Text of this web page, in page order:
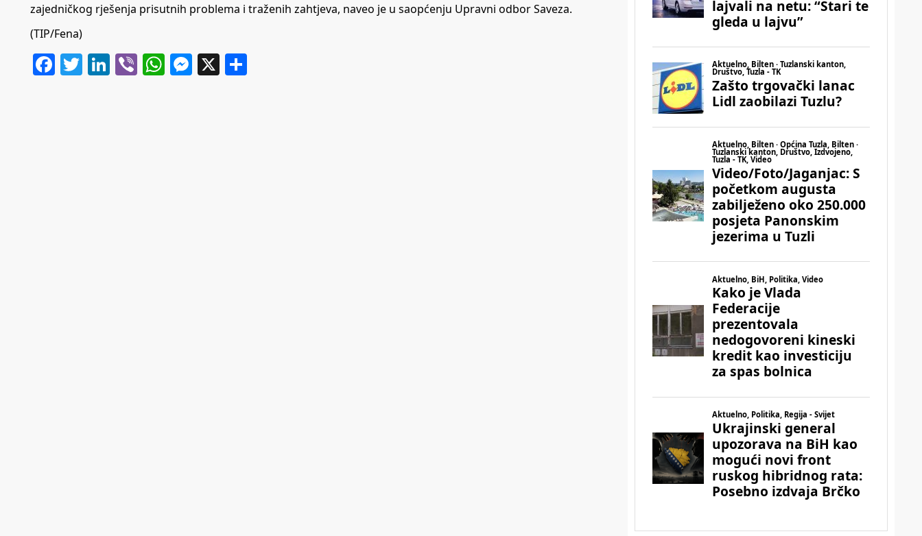
zajedničkog rješenja prisutnih problema i traženih zahtjeva, naveo je u saopćenju Upravni odbor Saveza.
(TIP/Fena)
Facebook
Twitter
LinkedIn
ViberWhatsApp
Messenger
X